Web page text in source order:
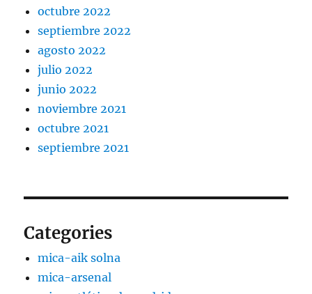
octubre 2022
septiembre 2022
agosto 2022
julio 2022
junio 2022
noviembre 2021
octubre 2021
septiembre 2021
Categories
mica-aik solna
mica-arsenal